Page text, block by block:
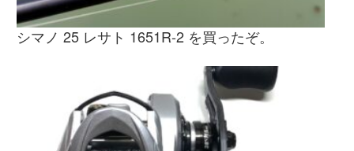
シマノ 25 レサト 1651R-2 を買ったぞ。